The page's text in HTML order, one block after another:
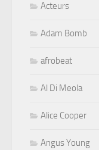
Acteurs
Adam Bomb
afrobeat
Al Di Meola
Alice Cooper
Angus Young